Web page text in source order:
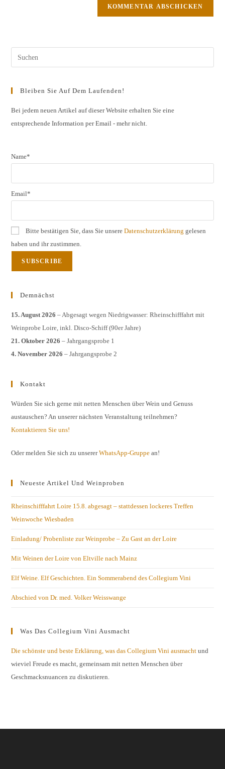
Bleiben Sie Auf Dem Laufenden!
Bei jedem neuen Artikel auf dieser Website erhalten Sie eine
entsprechende Information per Email - mehr nicht.
Name*
Email*
Bitte bestätigen Sie, dass Sie unsereDatenschutzerklärung gelesen
haben und ihr zustimmen.
Demnächst
15. August 2026 – Abgesagt wegen Niedrigwasser: Rheinschifffahrt mit
Weinprobe Loire, inkl. Disco-Schiff (90er Jahre)
21. Oktober 2026 – Jahrgangsprobe 1
4. November 2026 – Jahrgangsprobe 2
Kontakt
Würden Sie sich gerne mit netten Menschen über Wein und Genuss
austauschen? An unserer nächsten Veranstaltung teilnehmen?
Kontaktieren Sie uns!
Oder melden Sie sich zu unsererWhatsApp-Gruppe an!
Neueste Artikel Und Weinproben
Rheinschifffahrt Loire 15.8. abgesagt – stattdessen lockeres Treffen
Weinwoche Wiesbaden
Einladung/ Probenliste zur Weinprobe – Zu Gast an der Loire
Mit Weinen der Loire von Eltville nach Mainz
Elf Weine. Elf Geschichten. Ein Sommerabend des Collegium Vini
Abschied von Dr. med. Volker Weisswange
Was Das Collegium Vini Ausmacht
Die schönste und beste Erklärung, was das Collegium Vini ausmacht und
wieviel Freude es macht, gemeinsam mit netten Menschen über
Geschmacksnuancen zu diskutieren.